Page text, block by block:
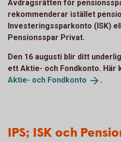
Avdragsrätten för
rekommenderar istället
Investeringssparkonto (ISK)
Pensionsspar Privat.
Den 16 augusti blir ditt
ett Aktie- och Fondkonto. Här
Aktie- och Fondkonto .
IPS; ISK och